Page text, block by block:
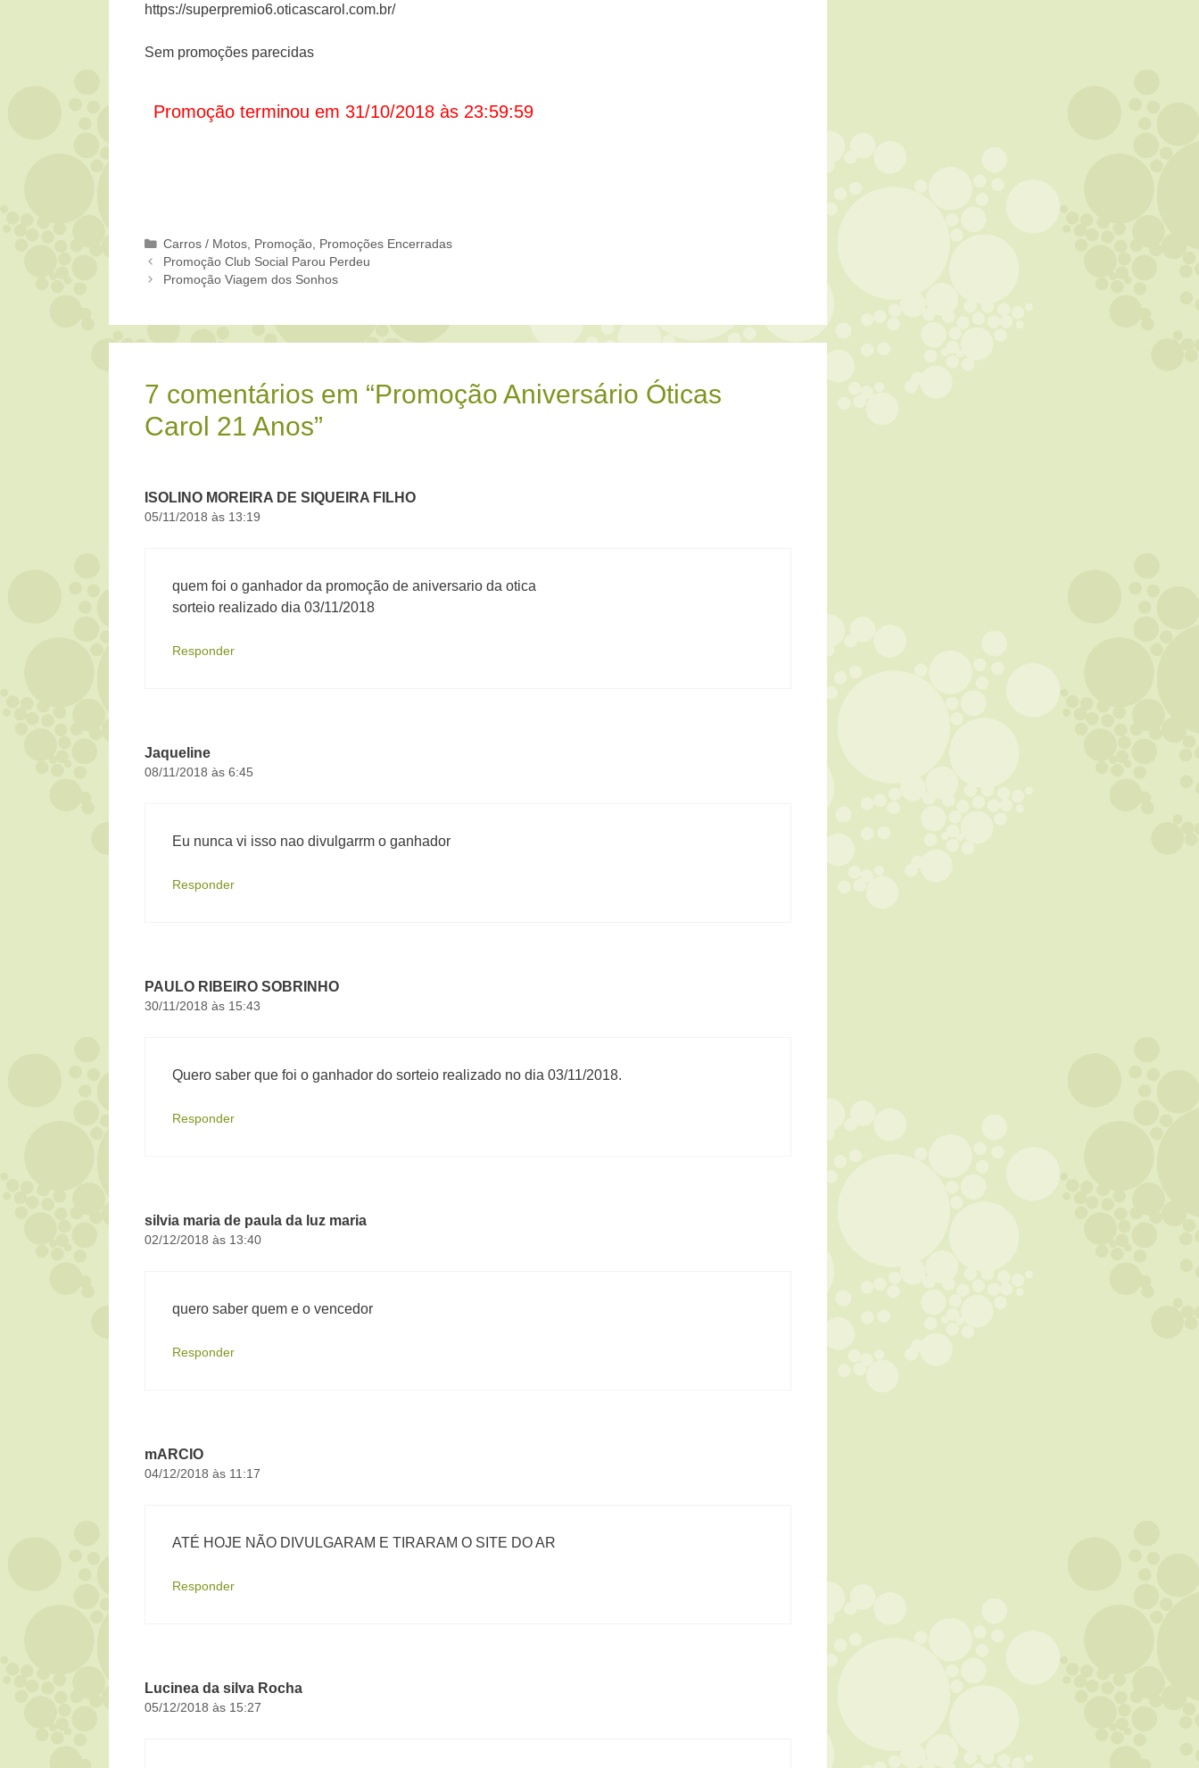
https://superpremio6.oticascarol.com.br/
Sem promoções parecidas
Promoção terminou em 31/10/2018 às 23:59:59
Categorias
Carros / Motos Promoção Promoções Encerradas
Promoção Club Social Parou Perdeu
Promoção Viagem dos Sonhos
7 comentários em “Promoção Aniversário Óticas
Carol 21 Anos”
ISOLINO MOREIRA DE SIQUEIRA FILHO
05/11/2018 às 13:19
quem foi o ganhador da promoção de aniversario da otica
sorteio realizado dia 03/11/2018
Responder
Jaqueline
08/11/2018 às 6:45
Eu nunca vi isso nao divulgarrm o ganhador
Responder
PAULO RIBEIRO SOBRINHO
30/11/2018 às 15:43
Quero saber que foi o ganhador do sorteio realizado no dia 03/11/2018.
Responder
silvia maria de paula da luz maria
02/12/2018 às 13:40
quero saber quem e o vencedor
Responder
mARCIO
04/12/2018 às 11:17
ATÉ HOJE NÃO DIVULGARAM E TIRARAM O SITE DO AR
Responder
Lucinea da silva Rocha
05/12/2018 às 15:27